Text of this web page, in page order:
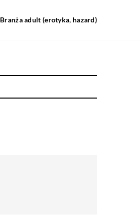
Branża adult (erotyka, hazard)